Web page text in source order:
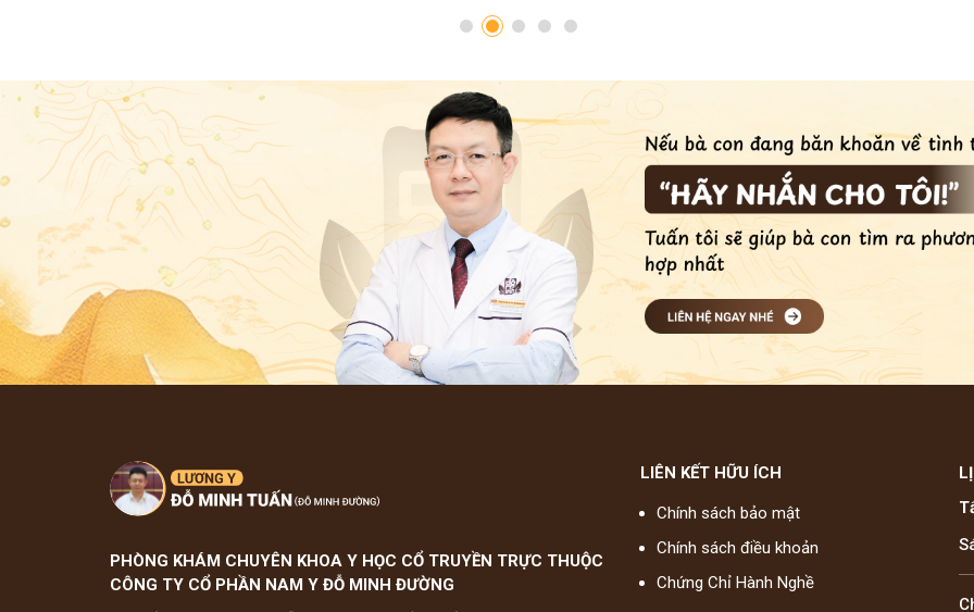
PHÒNG KHÁM CHUYÊN KHOA Y HỌC CỔ TRUYỀN TRỰC THUỘC
CÔNG TY CỔ PHẦN NAM Y ĐỖ MINH ĐƯỜNG
LIÊN KẾT HỮU ÍCH
Chính sách bảo mật
Chính sách điều khoản
Chứng Chỉ Hành Nghề